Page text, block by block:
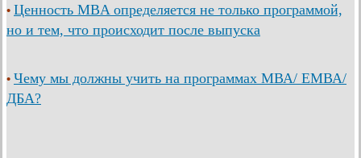
• Ценность MBA определяется не только программой,
но и тем, что происходит после выпуска
• Чему мы должны учить на программах МВА/ ЕМВА/
ДБА?